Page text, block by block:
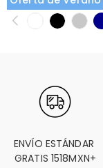
ENVÍO ESTÁNDAR
GRATIS 1518MXN+